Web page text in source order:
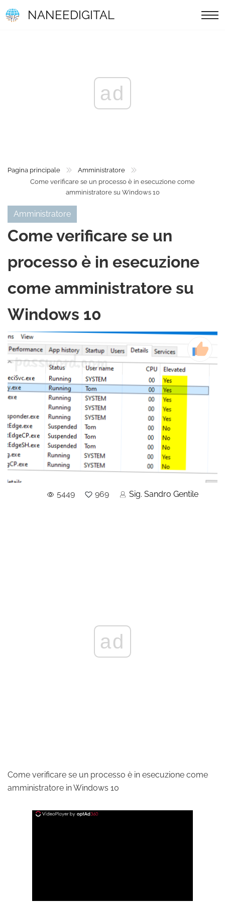
NANEEDIGITAL
ad
Pagina principale
Amministratore
Come verificare se un processo è in esecuzione come
amministratore su Windows 10
Amministratore
Come verificare se un
processo è in esecuzione
come amministratore su
Windows 10
5449 969 Sig. Sandro Gentile
ad
Come verificare se un processo è in esecuzione come
amministratore in Windows 10